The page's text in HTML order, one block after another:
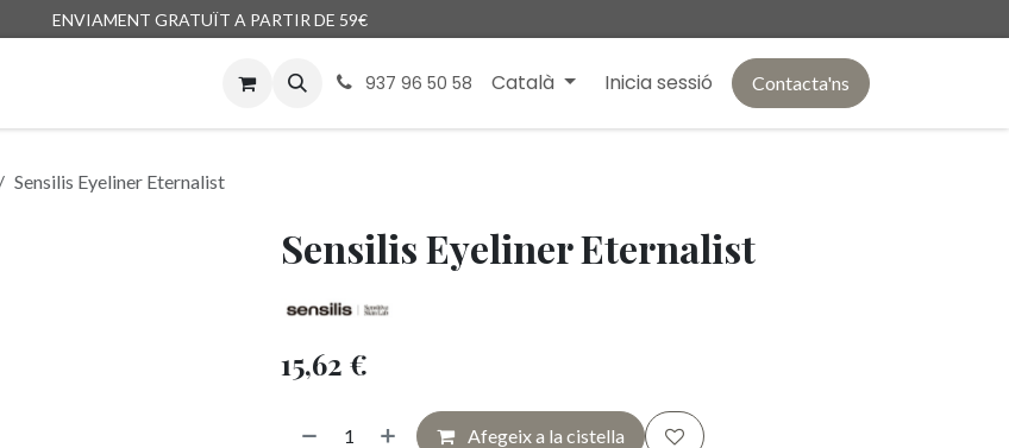
ENVIAMENT GRATUÏT A PARTIR DE 59€
937 96 50 58 Català Inicia sessió Contacta'ns
Sensilis Eyeliner Eternalist
Sensilis Eyeliner Eternalist
15,62 €
Afegeix a la cistella